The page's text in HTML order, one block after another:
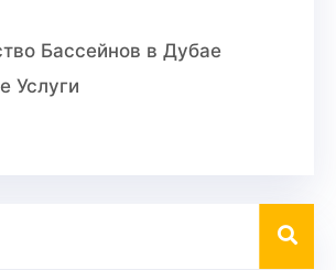
Бассейнов в Дубае
Услуги